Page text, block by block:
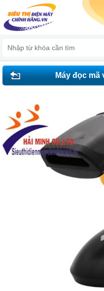
Máy đọc mã